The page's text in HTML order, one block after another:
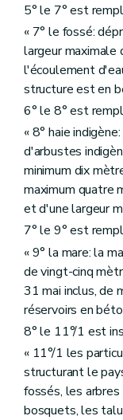
5° le 7° est
« 7° le fossé:
largeur
l'écoulement
structure est en
6° le 8° est
« 8° haie
d'arbustes
minimum dix
maximum quatre
et d'une largeur
7° le 9° est
« 9° la mare: la
de vingt-cinq
31 mai inclus, de
réservoirs en
8° le 11°/1 est
« 11°/1 les
structurant le
fossés, les
bosquets, les